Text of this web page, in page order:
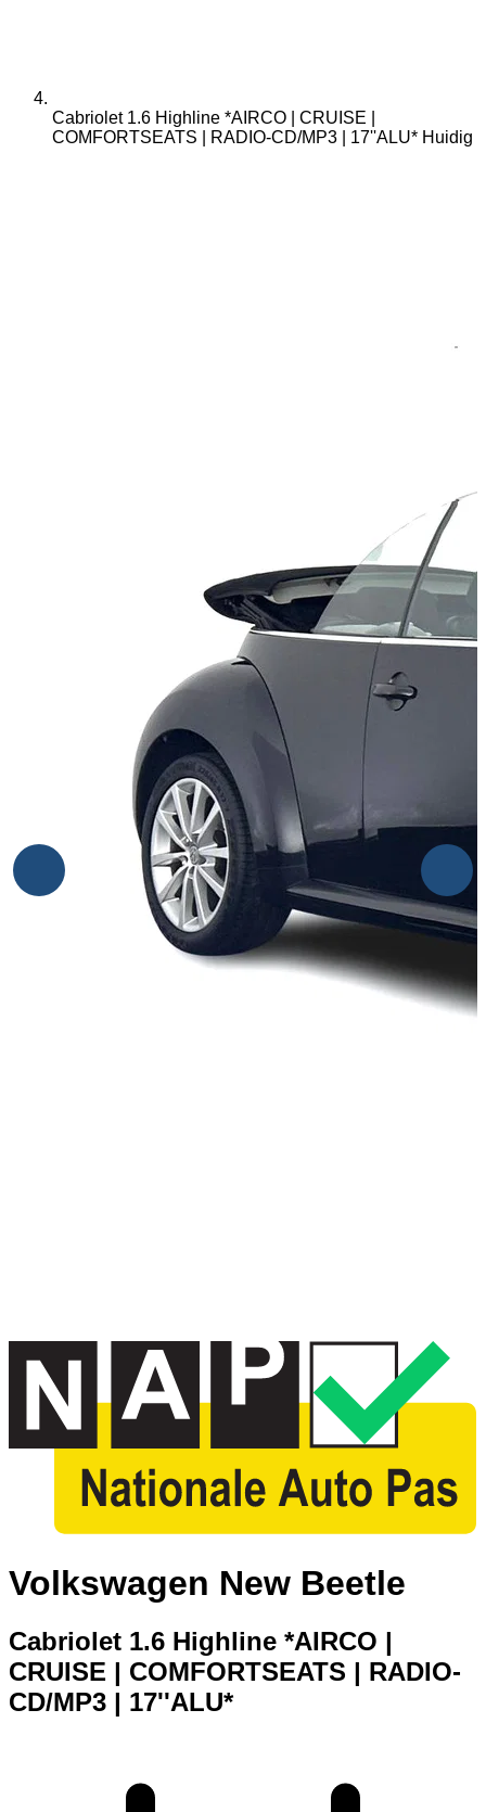
Cabriolet 1.6 Highline *AIRCO | CRUISE |
COMFORTSEATS | RADIO-CD/MP3 | 17''ALU* Huidig
Volkswagen New Beetle
Cabriolet 1.6 Highline *AIRCO |
CRUISE | COMFORTSEATS | RADIO-
CD/MP3 | 17''ALU*